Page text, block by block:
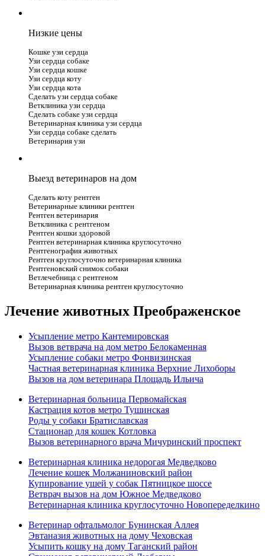
Низкие цены
Кошке узи сердца
Узи сердца собаке
Узи сердца кошке
Узи сердца коту
Узи сердца кота
Сделать узи сердца собаке
Ветклиника узи сердца
Сделать собаке узи сердца
Ветеринарная клиника узи сердца
Узи сердца собаке сделать
Ветеринария узи
Выезд ветеринаров на дом
Сделать коту рентген
Ветеринарные клиники рентген
Рентген ветеринария
Ветклиника с рентгеном
Рентген кошки здоровой
Рентген ветеринарная клиника круглосуточно
Рентгенография животных
Рентген круглосуточно ветеринарная клиника
Рентгеновский снимок собаки
Ветлечебница с рентгеном
Ветеринарная клиника рентген круглосуточно
Лечение животных Преображенское
Усыпление метро Кантемировская
Вызов ветврача на дом метро Белокаменная
Усыпление собаки метро Фонвизинская
Частная ветеринарная клиника Верхние Лихоборы
Вызов на дом ветеринара Площадь Ильича
Ветеринарная больница Первомайская
Кастрация котов метро Тушинская
Роды у собаки Братиславская
Стационар для кошек Котловка
Вызов ветеринарного врача Мичуринский проспект
Ветеринарная клиника недорогая Медведково
Лечение кошек Молжаниновский район
Купирование ушей у собак Пятницкое шоссе
Ветврач вызов на дом Южное Медведково
Ветеринарная клиника круглосуточно Новопеределкино
Ветеринар офтальмолог Бунинская Аллея
Эвтаназия животных на дому Чеховская
Усыпить кошку на дому Таганский район